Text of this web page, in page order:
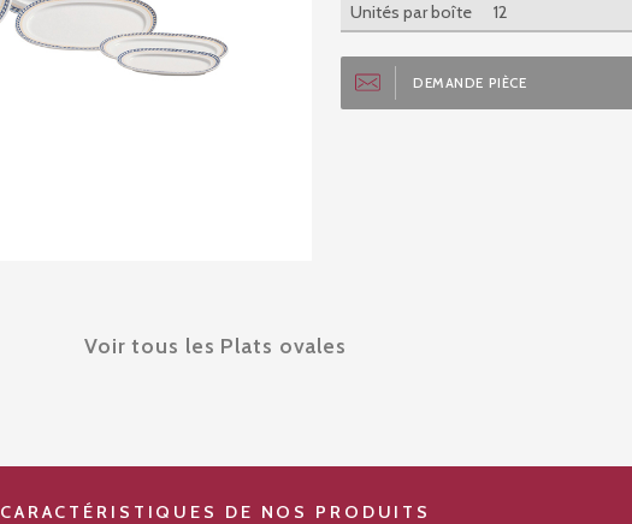
Unités par boîte
12
DEMANDE PIÈCE
Voir tous les Plats ovales
CARACTÉRISTIQUES DE NOS PRODUITS